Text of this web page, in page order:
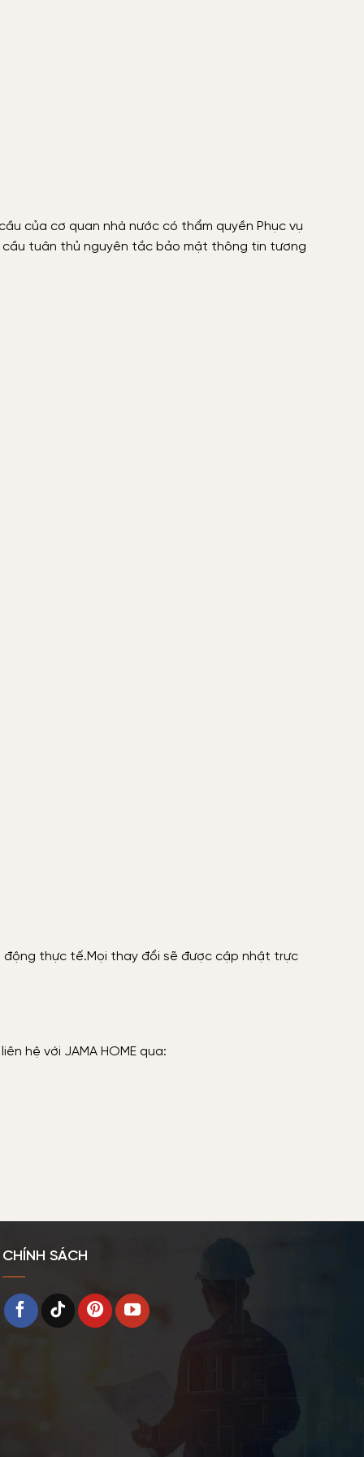
của cơ quan nhà nước có thẩm quyền Phục vụ
tuân thủ nguyên tắc bảo mật thông tin tương
động thực tế.Mọi thay đổi sẽ được cập nhật trực
hệ với JAMA HOME qua:
CHÍNH SÁCH